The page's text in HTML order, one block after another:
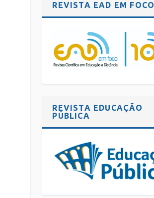
REVISTA EAD EM FOCO
REVISTA EDUCAÇÃO
PÚBLICA